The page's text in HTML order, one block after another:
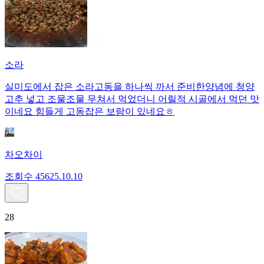
소라
실미도에서 잡은 소라고동을 하나씩 까서 준비한양념에 청양
고추 넣고 조물조물 무쳐서 먹었더니 어릴적 시골에서 먹던 맛
이네요 힘들게 고동잡은 보람이 있네요ㅎ
차오차이
조회수 45625.10.10
28